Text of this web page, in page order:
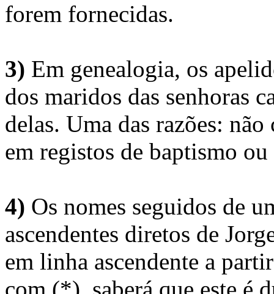
forem fornecidas.
3) Em genealogia, os
dos maridos das senhoras
delas. Uma das razões:
em registos de baptismo
4) Os nomes seguidos de
ascendentes diretos de
em linha ascendente a